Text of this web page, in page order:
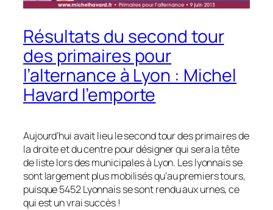
Résultats du second tour
des primaires pour
l’alternance à Lyon : Michel
Havard l’emporte
Aujourd’hui avait lieu le second tour des primaires de
la droite et du centre pour désigner qui sera la tête
de liste lors des municipales à Lyon. Les lyonnais se
sont largement plus mobilisés qu’au premiers tours,
puisque 5452 Lyonnais se sont rendu aux urnes, ce
qui est un vrai succès !